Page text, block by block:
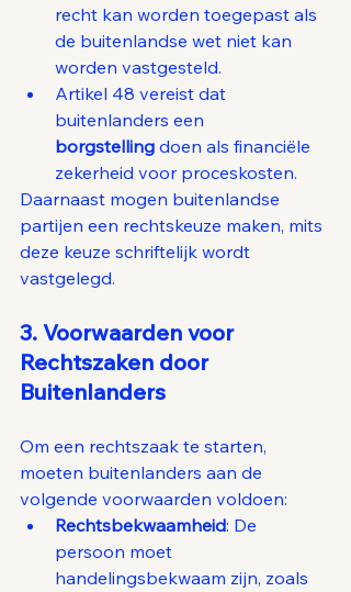
recht kan worden toegepast als
de buitenlandse wet niet kan
worden vastgesteld.
Artikel 48 vereist dat
buitenlanders een
borgstelling doen als financiële
zekerheid voor proceskosten.
Daarnaast mogen buitenlandse
partijen een rechtskeuze maken, mits
deze keuze schriftelijk wordt
vastgelegd.
3. Voorwaarden voor
Rechtszaken door
Buitenlanders
Om een rechtszaak te starten,
moeten buitenlanders aan de
volgende voorwaarden voldoen:
Rechtsbekwaamheid: De
persoon moet
handelingsbekwaam zijn, zoals